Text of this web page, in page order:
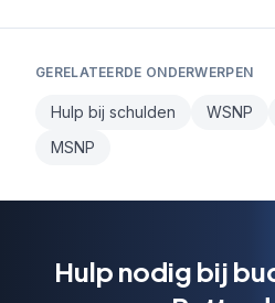
GERELATEERDE ONDERWERPEN
Hulp bij schulden WSNP
MSNP
Hulp nodig bij